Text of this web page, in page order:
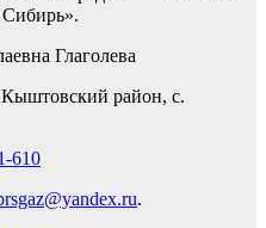
Сибирь».
Глаголева
район, с.
610
.